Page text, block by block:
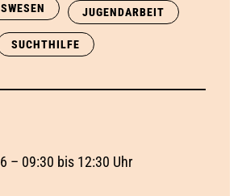
JUGENDARBEIT
SUCHTHILFE
– 09:30 bis 12:30 Uhr